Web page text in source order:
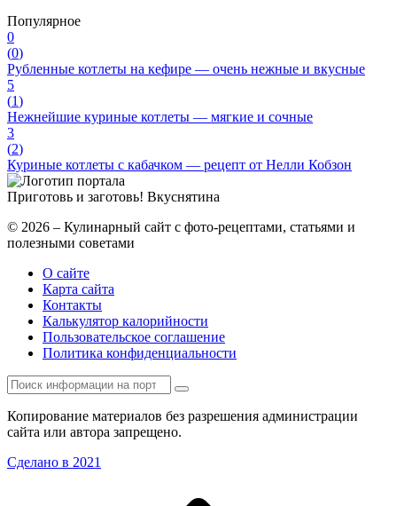
Популярное
0
(0)
Рубленные котлеты на кефире — очень нежные и вкусные
5
(1)
Нежнейшие куриные котлеты — мягкие и сочные
3
(2)
Куриные котлеты с кабачком — рецепт от Нелли Кобзон
Приготовь и заготовь! Вкуснятина
© 2026 – Кулинарный сайт с фото-рецептами, статьями и
полезными советами
О сайте
Карта сайта
Контакты
Калькулятор калорийности
Пользовательское соглашение
Политика конфиденциальности
Копирование материалов без разрешения администрации
сайта или автора запрещено.
Сделано в 2021